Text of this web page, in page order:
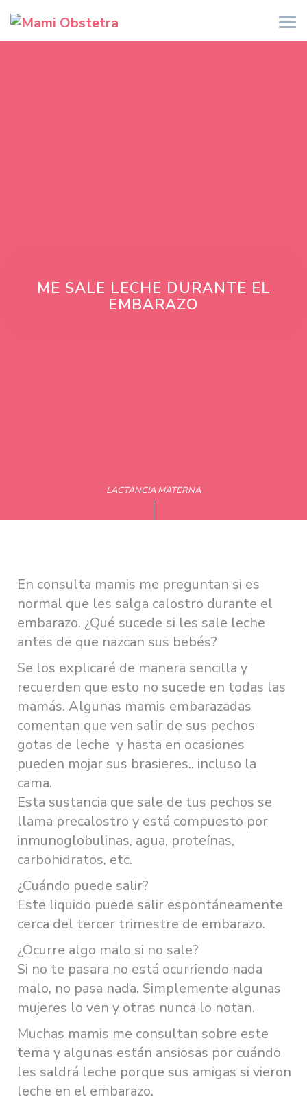
ME SALE LECHE DURANTE EL
EMBARAZO
LACTANCIA MATERNA
En consulta mamis me preguntan si es
normal que les salga calostro durante el
embarazo. ¿Qué sucede si les sale leche
antes de que nazcan sus bebés?
Se los explicaré de manera sencilla y
recuerden que esto no sucede en todas las
mamás. Algunas mamis embarazadas
comentan que ven salir de sus pechos
gotas de leche y hasta en ocasiones
pueden mojar sus brasieres.. incluso la
cama.
Esta sustancia que sale de tus pechos se
llama precalostro y está compuesto por
inmunoglobulinas, agua, proteínas,
carbohidratos, etc.
¿Cuándo puede salir?
Este liquido puede salir espontáneamente
cerca del tercer trimestre de embarazo.
¿Ocurre algo malo si no sale?
Si no te pasara no está ocurriendo nada
malo, no pasa nada. Simplemente algunas
mujeres lo ven y otras nunca lo notan.
Muchas mamis me consultan sobre este
tema y algunas están ansiosas por cuándo
les saldrá leche porque sus amigas si vieron
leche en el embarazo.